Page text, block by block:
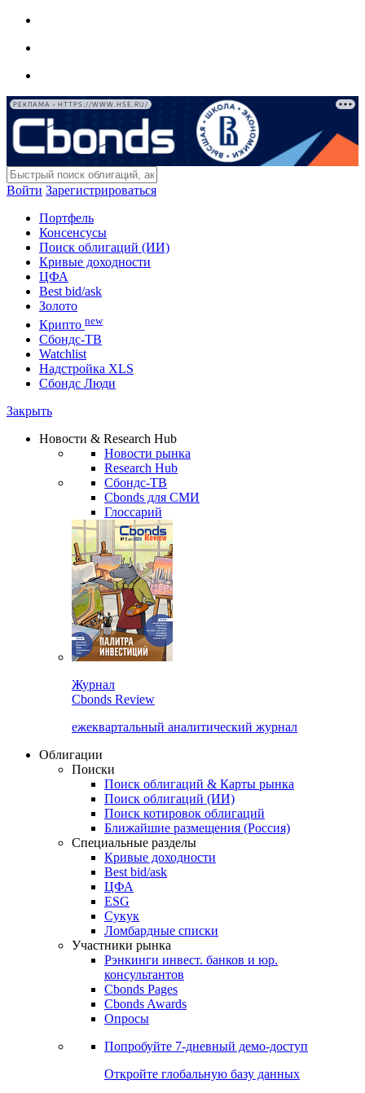
РЕКЛАМА • HTTPS://WWW.HSE.RU/
Войти Зарегистрироваться
Портфель
Консенсусы
Поиск облигаций (ИИ)
Кривые доходности
ЦФА
Best bid/ask
Золото
Крипто new
Сбондс-ТВ
Watchlist
Надстройка XLS
Сбондс Люди
Закрыть
Новости & Research Hub
Новости рынка
Research Hub
Сбондс-ТВ
Cbonds для СМИ
Глоссарий
Журнал
Cbonds Review
ежеквартальный аналитический журнал
Облигации
Поиски
Поиск облигаций & Карты рынка
Поиск облигаций (ИИ)
Поиск котировок облигаций
Ближайшие размещения (Россия)
Специальные разделы
Кривые доходности
Best bid/ask
ЦФА
ESG
Сукук
Ломбардные списки
Участники рынка
Рэнкинги инвест. банков и юр.
консультантов
Cbonds Pages
Cbonds Awards
Опросы
Попробуйте 7-дневный демо-доступ
Откройте глобальную базу данных